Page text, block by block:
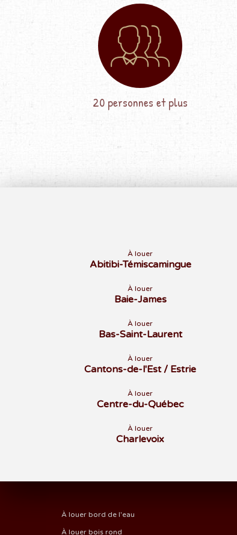
20 personnes et plus
À louer
Abitibi-Témiscamingue
À louer
Baie-James
À louer
Bas-Saint-Laurent
À louer
Cantons-de-l'Est / Estrie
À louer
Centre-du-Québec
À louer
Charlevoix
À louer bord de l'eau
À louer bois rond